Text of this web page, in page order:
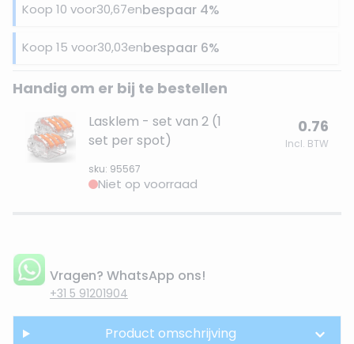
Koop 10 voor30,67enbespaar 4%
Koop 15 voor30,03enbespaar 6%
Handig om er bij te bestellen
Lasklem - set van 2 (1
set per spot)
sku: 95567
0.76
Incl. BTW
Niet op voorraad
Vragen? WhatsApp ons!
+31 5 91201904
Product omschrijving